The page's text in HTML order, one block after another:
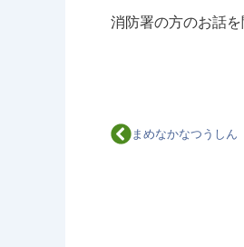
消防署の方のお話
Prevまめなかなつうし